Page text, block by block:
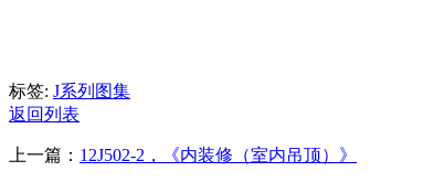
标签: J系列图集
返回列表
上一篇： 12J502-2，《内装修（室内吊顶）》